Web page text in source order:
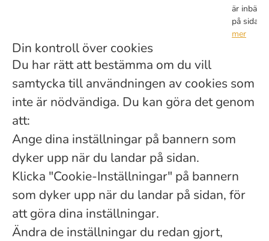
är
på sidan
mer
Din kontroll över cookies
Du har rätt att bestämma om du vill
samtycka till användningen av cookies som
inte är nödvändiga. Du kan göra det genom
att:
Ange dina inställningar på bannern som
dyker upp när du landar på sidan.
Klicka "Cookie-Inställningar" på bannern
som dyker upp när du landar på sidan, för
att göra dina inställningar.
Ändra de inställningar du redan gjort,